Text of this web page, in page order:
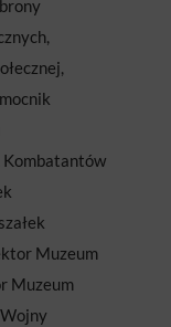
Kombatantów
Muzeum
Muzeum